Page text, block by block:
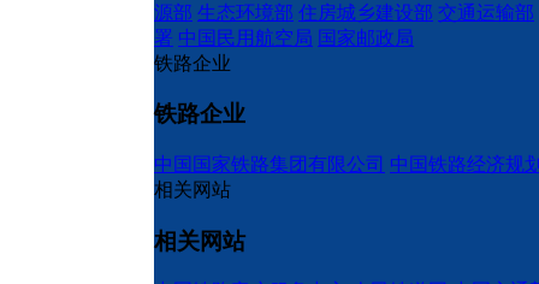
源部 生态环境部 住房城乡建设部 交通运输部
署 中国民用航空局 国家邮政局
铁路企业
铁路企业
中国国家铁路集团有限公司 中国铁路经济规
相关网站
相关网站